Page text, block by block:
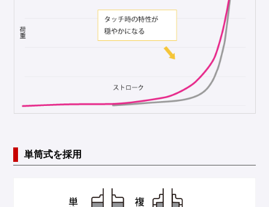
単筒式を採用